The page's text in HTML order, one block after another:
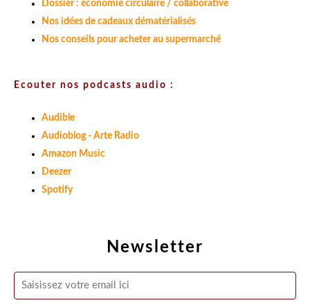
Newsletter
Dossier : économie circulaire / collaborative
Nos idées de cadeaux dématérialisés
Nos conseils pour acheter au supermarché
Ecouter nos podcasts audio :
Audible
Audioblog - Arte Radio
Amazon Music
Deezer
Spotify